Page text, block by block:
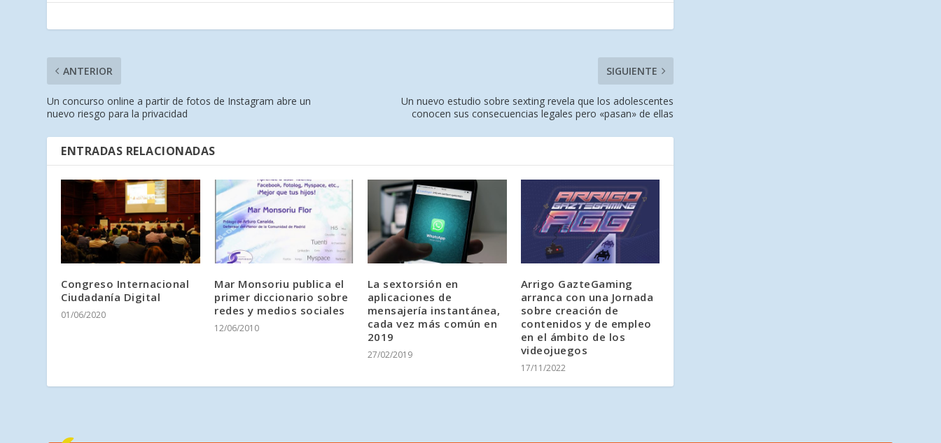
ANTERIOR
Un concurso online a partir de fotos de Instagram abre un
nuevo riesgo para la privacidad
SIGUIENTE
Un nuevo estudio sobre sexting revela que los adolescentes
conocen sus consecuencias legales pero «pasan» de ellas
ENTRADAS RELACIONADAS
Congreso Internacional
Ciudadanía Digital
01/06/2020
Mar Monsoriu publica el
primer diccionario sobre
redes y medios sociales
12/06/2010
La sextorsión en
aplicaciones de
mensajería instantánea,
cada vez más común en
2019
27/02/2019
Arrigo GazteGaming
arranca con una Jornada
sobre creación de
contenidos y de empleo
en el ámbito de los
videojuegos
17/11/2022